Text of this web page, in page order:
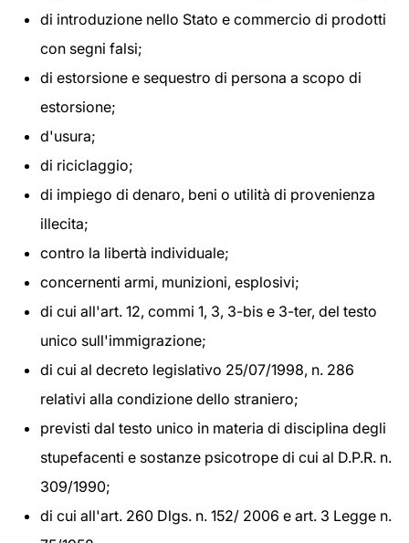
di introduzione nello Stato e commercio di prodotti
con segni falsi;
di estorsione e sequestro di persona a scopo di
estorsione;
d'usura;
di riciclaggio;
di impiego di denaro, beni o utilità di provenienza
illecita;
contro la libertà individuale;
concernenti armi, munizioni, esplosivi;
di cui all'art. 12, commi 1, 3, 3-bis e 3-ter, del testo
unico sull'immigrazione;
di cui al decreto legislativo 25/07/1998, n. 286
relativi alla condizione dello straniero;
previsti dal testo unico in materia di disciplina degli
stupefacenti e sostanze psicotrope di cui al D.P.R. n.
309/1990;
di cui all'art. 260 Dlgs. n. 152/ 2006 e art. 3 Legge n.